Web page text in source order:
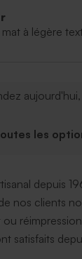
mat à légère
les
depuis
nos clients
ou
satisfaits